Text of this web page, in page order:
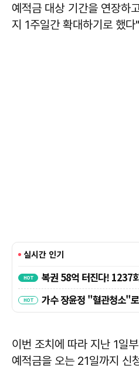
예적금 대상 기간을 연장하
지 1주일간 확대하기로 했
이번 조치에 따라 지난 1일
예적금을 오는 21일까지 신